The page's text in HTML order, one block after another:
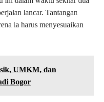
lancar. Tantangan
ia harus menyesuaikan
UMKM, dan
Bogor